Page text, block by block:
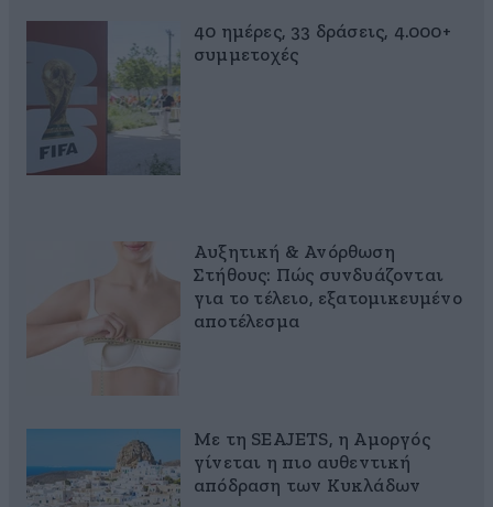
40 ημέρες, 33 δράσεις, 4.000+
συμμετοχές
Αυξητική & Ανόρθωση
Στήθους: Πώς συνδυάζονται
για το τέλειο, εξατομικευμένο
αποτέλεσμα
Με τη SEAJETS, η Αμοργός
γίνεται η πιο αυθεντική
απόδραση των Κυκλάδων